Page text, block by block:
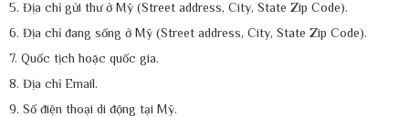
5. Địa chỉ gửi thư ở Mỹ (Street address, City, State Zip Code).
6. Địa chỉ đang sống ở Mỹ (Street address, City, State Zip Code).
7. Quốc tịch hoặc quốc gia.
8. Địa chỉ Email.
9. Số điện thoại di động tại Mỹ.